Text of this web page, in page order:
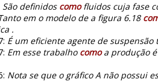
São definidos comofluidos cuja fase
em o modelo de a figura 6.18
.
É um eficiente agente de
Em esse trabalho comoa produção é
Nota se que o gráfico A não possui